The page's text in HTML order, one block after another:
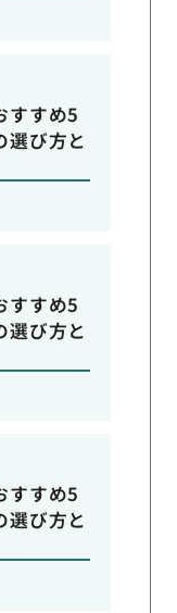
すすめ5
選び方と
すすめ5
選び方と
すすめ5
選び方と